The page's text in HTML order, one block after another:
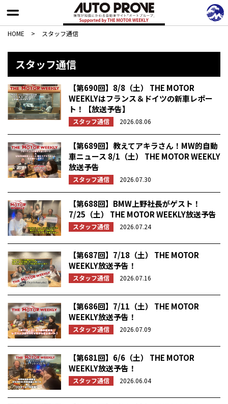
HOME > スタッフ通信
スタッフ通信
【第690回】8/8（土） THE MOTOR
WEEKLYはフランス＆ドイツの新車レポー
ト！【放送予告】
スタッフ通信 2026.08.06
【第689回】教えてアキラさん！MW的自動
車ニュース 8/1（土） THE MOTOR WEEKLY
放送予告
スタッフ通信 2026.07.30
【第688回】BMW上野社長がゲスト！
7/25（土） THE MOTOR WEEKLY放送予告
スタッフ通信 2026.07.24
【第687回】7/18（土） THE MOTOR
WEEKLY放送予告！
スタッフ通信 2026.07.16
【第686回】7/11（土） THE MOTOR
WEEKLY放送予告！
スタッフ通信 2026.07.09
【第681回】6/6（土） THE MOTOR
WEEKLY放送予告！
スタッフ通信 2026.06.04